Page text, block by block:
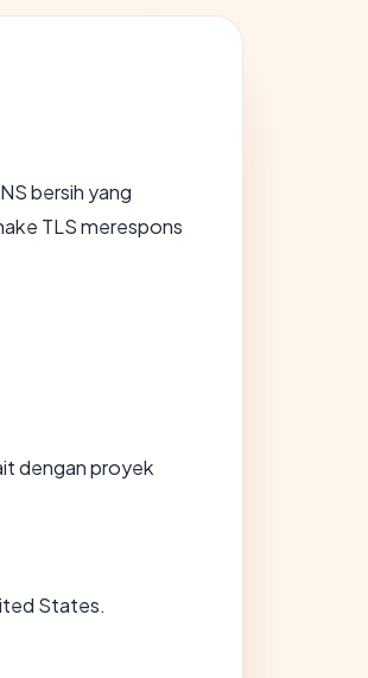
bersih yang
TLS merespons
dengan proyek
States.